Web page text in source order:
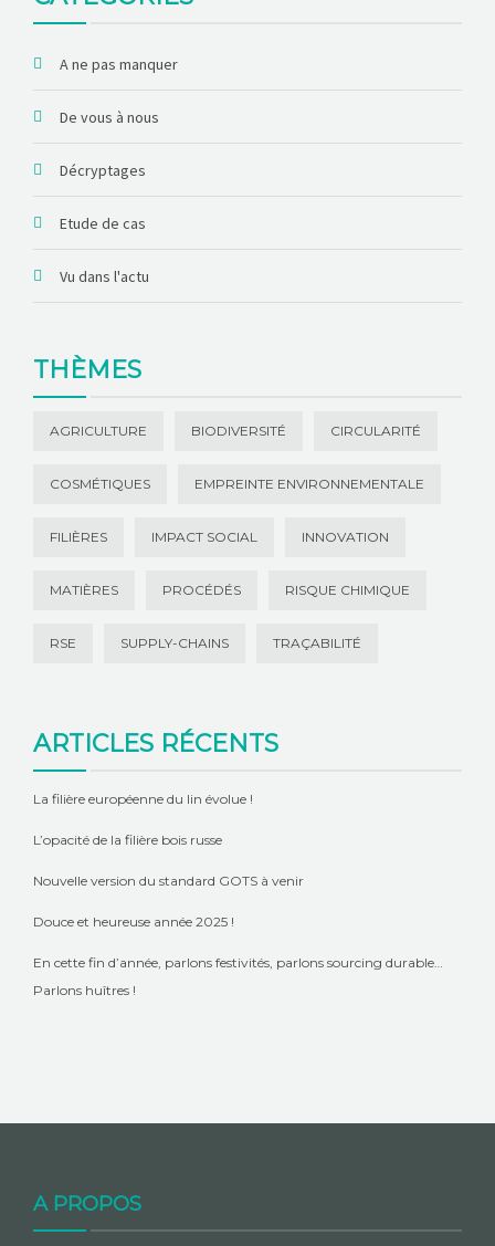
A ne pas manquer
De vous à nous
Décryptages
Etude de cas
Vu dans l'actu
THÈMES
AGRICULTURE BIODIVERSITÉ CIRCULARITÉ
COSMÉTIQUES EMPREINTE ENVIRONNEMENTALE
FILIÈRES IMPACT SOCIAL INNOVATION
MATIÈRES PROCÉDÉS RISQUE CHIMIQUE
RSE SUPPLY-CHAINS TRAÇABILITÉ
ARTICLES RÉCENTS
La filière européenne du lin évolue !
L’opacité de la filière bois russe
Nouvelle version du standard GOTS à venir
Douce et heureuse année 2025 !
En cette fin d’année, parlons festivités, parlons sourcing durable…
Parlons huîtres !
A PROPOS